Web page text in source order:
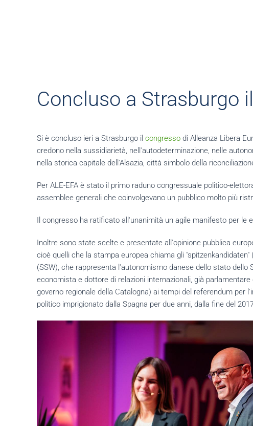
Concluso a Strasburgo
Si è concluso ieri a Strasburgo il congresso di Alleanza Libera
credono nella sussidiarietà, nell'autodeterminazione, nelle
nella storica capitale dell'Alsazia, città simbolo della
Per ALE-EFA è stato il primo raduno congressuale politico-
assemblee generali che coinvolgevano un pubblico molto più
Il congresso ha ratificato all'unanimità un agile manifesto per le
Inoltre sono state scelte e presentate all'opinione pubblica
cioè quelli che la stampa europea chiama gli
(SSW), che rappresenta l'autonomismo danese dello stato
economista e dottore di relazioni internazionali, già
governo regionale della Catalogna) ai tempi del referendum
politico imprigionato dalla Spagna per due anni, dalla fine del